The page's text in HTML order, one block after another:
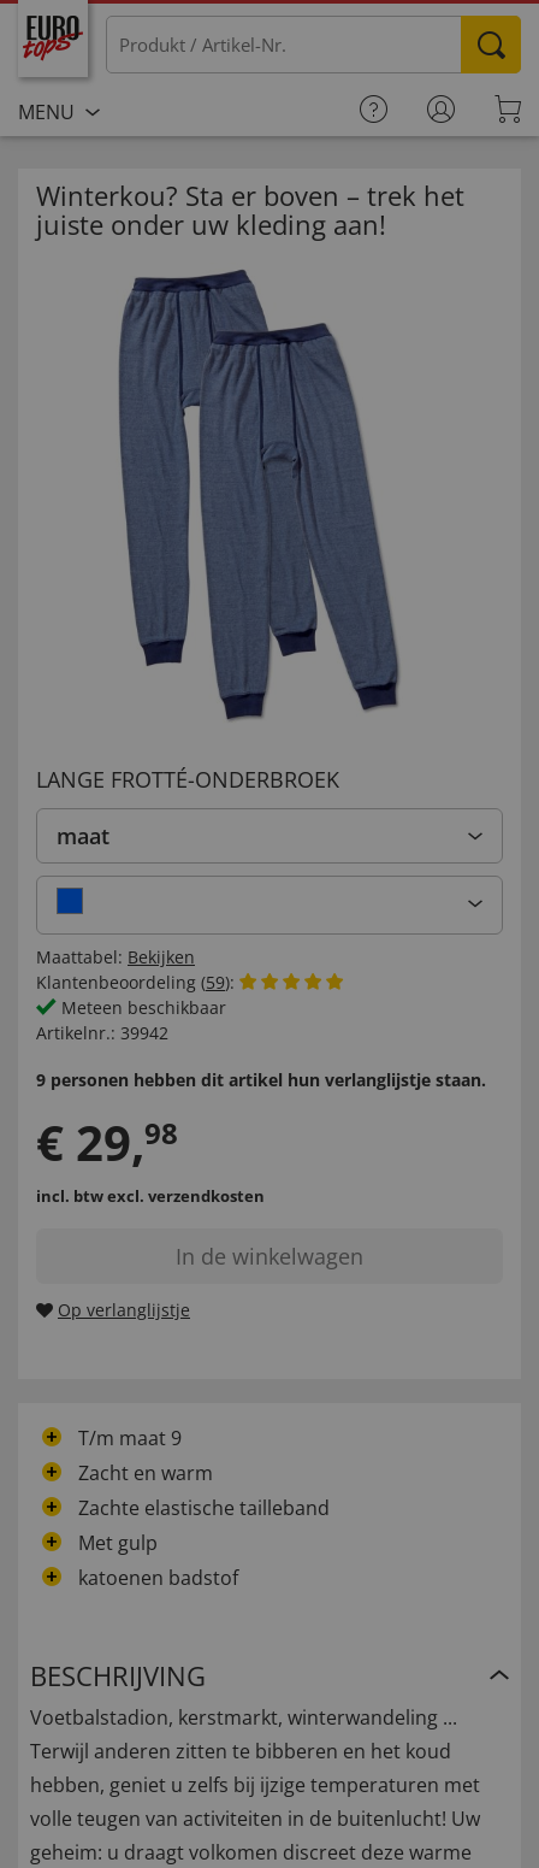
MENU
Winterkou? Sta er boven – trek het
juiste onder uw kleding aan!
LANGE FROTTÉ-ONDERBROEK
maat
Maattabel: Bekijken
Klantenbeoordeling (59):
Meteen beschikbaar
Artikelnr.: 39942
9 personen hebben dit artikel hun verlanglijstje staan.
€ 29,98
incl. btwexcl. verzendkosten
In de winkelwagen
Op verlanglijstje
T/m maat 9
Zacht en warm
Zachte elastische tailleband
Met gulp
katoenen badstof
BESCHRIJVING
Voetbalstadion, kerstmarkt, winterwandeling ...
Terwijl anderen zitten te bibberen en het koud
hebben, geniet u zelfs bij ijzige temperaturen met
volle teugen van activiteiten in de buitenlucht! Uw
geheim: u draagt volkomen discreet deze warme